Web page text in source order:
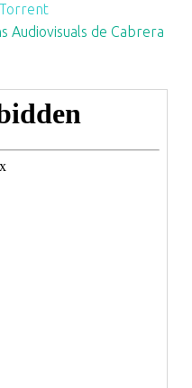
Audiovisuals de Cabrera